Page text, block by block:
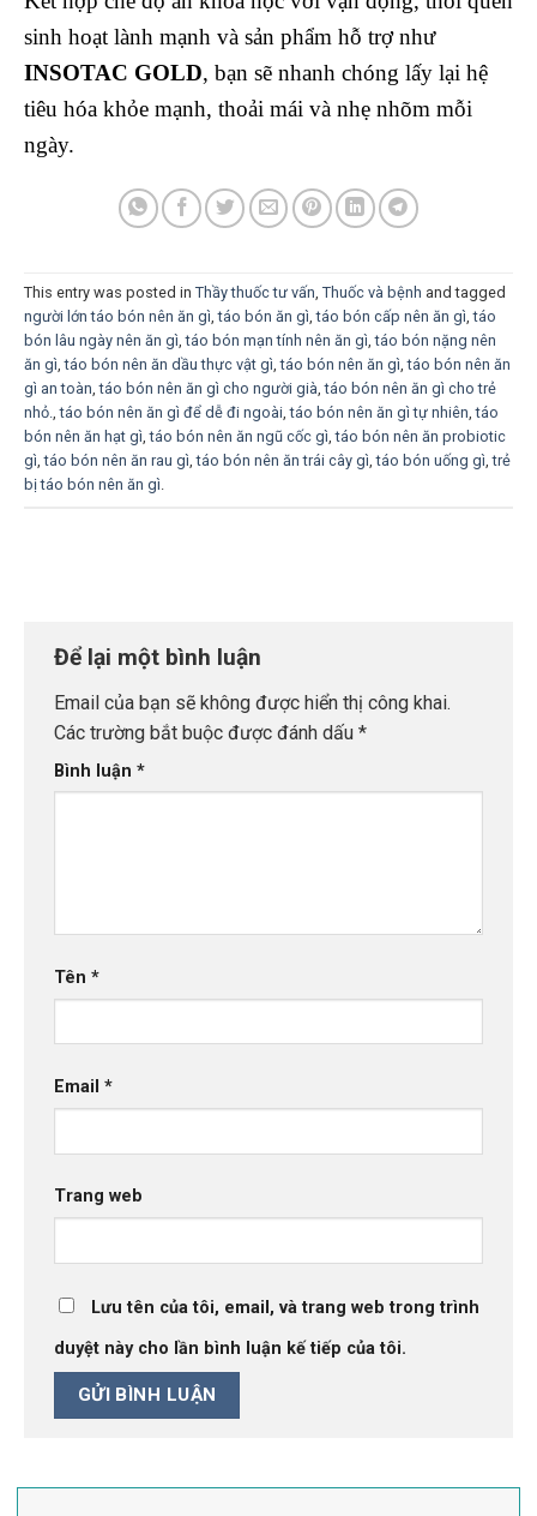
sinh hoạt lành mạnh và sản phẩm hỗ trợ như
INSOTAC GOLD, bạn sẽ nhanh chóng lấy lại hệ
tiêu hóa khỏe mạnh, thoải mái và nhẹ nhõm mỗi
ngày.
This entry was posted in Thầy thuốc tư vấn, Thuốc và bệnh and tagged
người lớn táo bón nên ăn gì,táo bón ăn gì,táo bón cấp nên ăn gì,táo
bón lâu ngày nên ăn gì,táo bón mạn tính nên ăn gì,táo bón nặng nên
ăn gì,táo bón nên ăn dầu thực vật gì,táo bón nên ăn gì,táo bón nên ăn
gì an toàn,táo bón nên ăn gì cho người già,táo bón nên ăn gì cho trẻ
nhỏ.,táo bón nên ăn gì để dễ đi ngoài,táo bón nên ăn gì tự nhiên,táo
bón nên ăn hạt gì,táo bón nên ăn ngũ cốc gì,táo bón nên ăn probiotic
gì,táo bón nên ăn rau gì,táo bón nên ăn trái cây gì,táo bón uống gì,trẻ
bị táo bón nên ăn gì.
Để lại một bình luận
Email của bạn sẽ không được hiển thị công khai.
Các trường bắt buộc được đánh dấu *
Bình luận *
Tên *
Email *
Trang web
Lưu tên của tôi, email, và trang web trong trình
duyệt này cho lần bình luận kế tiếp của tôi.